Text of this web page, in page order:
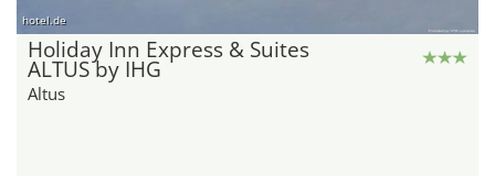
hotel.de
Holiday Inn Express & Suites
ALTUS by IHG
Altus